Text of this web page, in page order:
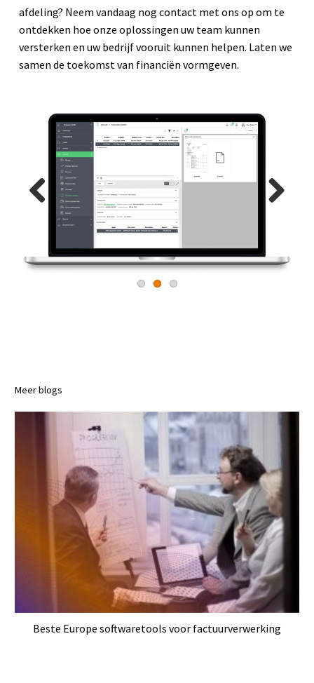
afdeling? Neem vandaag nog contact met ons op om te
ontdekken hoe onze oplossingen uw team kunnen
versterken en uw bedrijf vooruit kunnen helpen. Laten we
samen de toekomst van financiën vormgeven.
Previous
Meer blogs
Beste Europe softwaretools voor factuurverwerking